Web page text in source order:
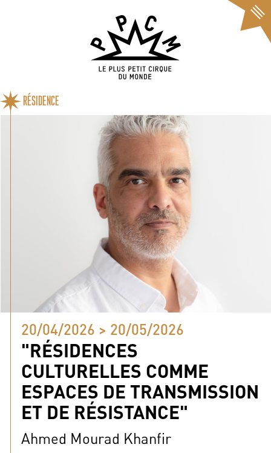
RÉSIDENCE
20/04/2026 > 20/05/2026
"RÉSIDENCES
CULTURELLES COMME
ESPACES DE TRANSMISSION
ET DE RÉSISTANCE"
Ahmed Mourad Khanfir